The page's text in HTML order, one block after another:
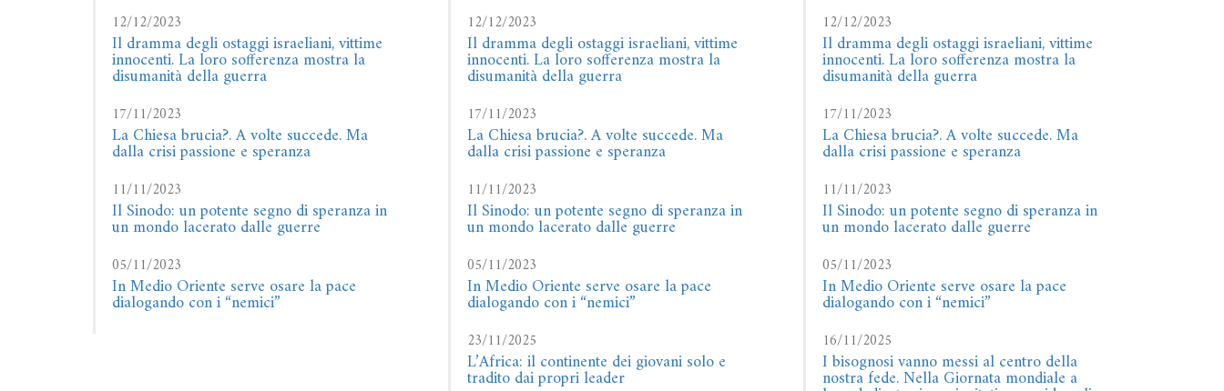
12/12/2023
Il dramma degli ostaggi israeliani, vittime
innocenti. La loro sofferenza mostra la
disumanità della guerra
17/11/2023
La Chiesa brucia?. A volte succede. Ma
dalla crisi passione e speranza
11/11/2023
Il Sinodo: un potente segno di speranza in
un mondo lacerato dalle guerre
05/11/2023
In Medio Oriente serve osare la pace
dialogando con i “nemici”
12/12/2023
Il dramma degli ostaggi israeliani, vittime
innocenti. La loro sofferenza mostra la
disumanità della guerra
17/11/2023
La Chiesa brucia?. A volte succede. Ma
dalla crisi passione e speranza
11/11/2023
Il Sinodo: un potente segno di speranza in
un mondo lacerato dalle guerre
05/11/2023
In Medio Oriente serve osare la pace
dialogando con i “nemici”
23/11/2025
L’Africa: il continente dei giovani solo e
tradito dai propri leader
12/12/2023
Il dramma degli ostaggi israeliani, vittime
innocenti. La loro sofferenza mostra la
disumanità della guerra
17/11/2023
La Chiesa brucia?. A volte succede. Ma
dalla crisi passione e speranza
11/11/2023
Il Sinodo: un potente segno di speranza in
un mondo lacerato dalle guerre
05/11/2023
In Medio Oriente serve osare la pace
dialogando con i “nemici”
16/11/2025
I bisognosi vanno messi al centro della
nostra fede. Nella Giornata mondiale a